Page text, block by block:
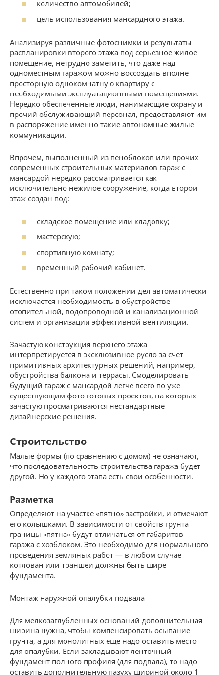
количество автомобилей;
цель использования мансардного этажа.
Анализируя различные фотоснимки и результаты
распланировки второго этажа под серьезное жилое
помещение, нетрудно заметить, что даже над
одноместным гаражом можно воссоздать вполне
просторную однокомнатную квартиру с
необходимыми эксплуатационными помещениями.
Нередко обеспеченные люди, нанимающие охрану и
прочий обслуживающий персонал, предоставляют им
в распоряжение именно такие автономные жилые
коммуникации.
Впрочем, выполненный из пеноблоков или прочих
современных строительных материалов гараж с
мансардой нередко рассматривается как
исключительно нежилое сооружение, когда второй
этаж создан под:
складское помещение или кладовку;
мастерскую;
спортивную комнату;
временный рабочий кабинет.
Естественно при таком положении дел автоматически
исключается необходимость в обустройстве
отопительной, водопроводной и канализационной
систем и организации эффективной вентиляции.
Зачастую конструкция верхнего этажа
интерпретируется в эксклюзивное русло за счет
примитивных архитектурных решений, например,
обустройства балкона и террасы. Смоделировать
будущий гараж с мансардой легче всего по уже
существующим фото готовых проектов, на которых
зачастую просматриваются нестандартные
дизайнерские решения.
Строительство
Малые формы (по сравнению с домом) не означают,
что последовательность строительства гаража будет
другой. Но у каждого этапа есть свои особенности.
Разметка
Определяют на участке «пятно» застройки, и отмечают
его колышками. В зависимости от свойств грунта
границы «пятна» будут отличаться от габаритов
гаража с хозблоком. Это необходимо для нормального
проведения земляных работ — в любом случае
котлован или траншеи должны быть шире
фундамента.
Монтаж наружной опалубки подвала
Для мелкозаглубленных оснований дополнительная
ширина нужна, чтобы компенсировать осыпание
грунта, а для монолитных еще надо оставить место
для опалубки. Если закладывают ленточный
фундамент полного профиля (для подвала), то надо
оставить дополнительную пазуху шириной около 1